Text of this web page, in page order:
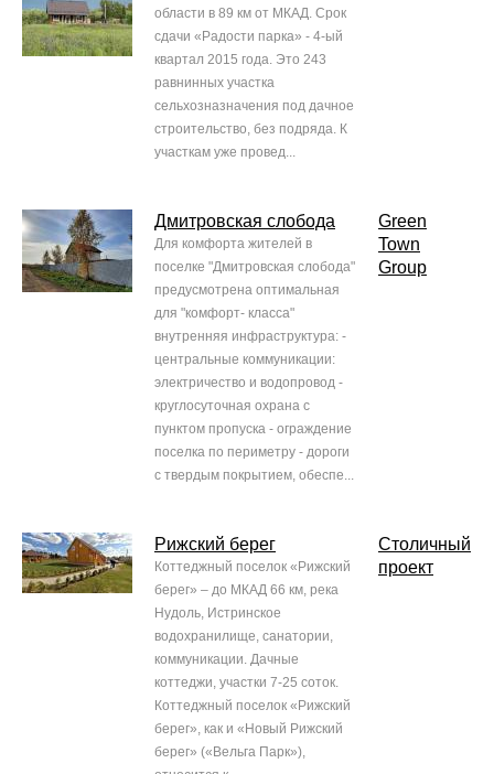
области в 89 км от МКАД. Срок
сдачи «Радости парка» - 4-ый
квартал 2015 года. Это 243
равнинных участка
сельхозназначения под дачное
строительство, без подряда. К
участкам уже провед...
Дмитровская слобода
Для комфорта жителей в
поселке "Дмитровская слобода"
предусмотрена оптимальная
для "комфорт- класса"
внутренняя инфраструктура: -
центральные коммуникации:
электричество и водопровод -
круглосуточная охрана с
пунктом пропуска - ограждение
поселка по периметру - дороги
с твердым покрытием, обеспе...
Green
Town
Group
Рижский берег
Коттеджный поселок «Рижский
берег» – до МКАД 66 км, река
Нудоль, Истринское
водохранилище, санатории,
коммуникации. Дачные
коттеджи, участки 7-25 соток.
Коттеджный поселок «Рижский
берег», как и «Новый Рижский
берег» («Вельга Парк»),
Столичный
проект